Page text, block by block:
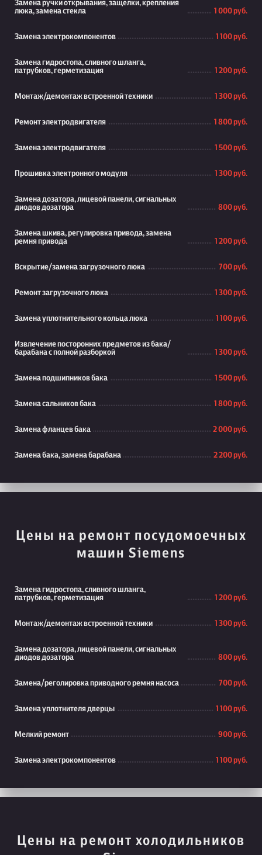
Замена ручки открывания, защелки, крепления
люка, замена стекла
1 000 руб.
Замена электрокомпонентов 1 100 руб.
Замена гидростопа, сливного шланга,
патрубков, герметизация
1 200 руб.
Монтаж/демонтаж встроенной техники 1 300 руб.
Ремонт электродвигателя 1 800 руб.
Замена электродвигателя 1 500 руб.
Прошивка электронного модуля 1 300 руб.
Замена дозатора, лицевой панели, сигнальных
диодов дозатора
800 руб.
Замена шкива, регулировка привода, замена
ремня привода
1 200 руб.
Вскрытие/замена загрузочного люка 700 руб.
Ремонт загрузочного люка 1 300 руб.
Замена уплотнительного кольца люка 1 100 руб.
Извлечение посторонних предметов из бака/
барабана с полной разборкой
1 300 руб.
Замена подшипников бака 1 500 руб.
Замена сальников бака 1 800 руб.
Замена фланцев бака 2 000 руб.
Замена бака, замена барабана 2 200 руб.
Цены на ремонт посудомоечных
машин Siemens
Замена гидростопа, сливного шланга,
патрубков, герметизация
1 200 руб.
Монтаж/демонтаж встроенной техники 1 300 руб.
Замена дозатора, лицевой панели, сигнальных
диодов дозатора
800 руб.
Замена/реголировка приводного ремня насоса 700 руб.
Замена уплотнителя дверцы 1 100 руб.
Мелкий ремонт 900 руб.
Замена электрокомпонентов 1 100 руб.
Цены на ремонт холодильников